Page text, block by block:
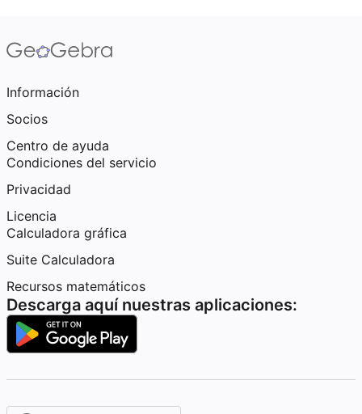
Información
Socios
Centro de ayuda
Condiciones del servicio
Privacidad
Licencia
Calculadora gráfica
Suite Calculadora
Recursos matemáticos
Descarga aquí nuestras aplicaciones: